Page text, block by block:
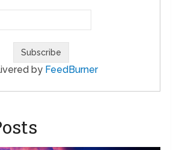
by FeedBurner